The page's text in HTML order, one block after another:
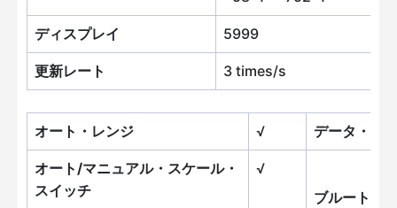
ディスプレイ 5999
更新レート 3 times/s
オート・レンジ √ データ・ホ
オート/マニュアル・スケール・
スイッチ
√
ブルートゥ